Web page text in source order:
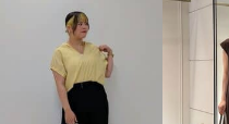
なスタイルに溶け込む肌馴染
Ti sentral sempre piu sicuro
持つようになるでしょう